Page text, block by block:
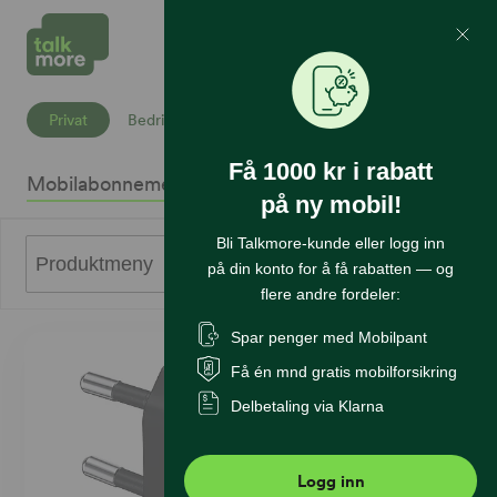
Mine Sider
Privat Bedrift
Mobilabonnement Mobiltelefoner InternettSikkerhet
Produktmeny
Få 1000 kr i rabatt
på ny mobil!
Bli Talkmore-kunde eller logg inn
på din konto for å få rabatten — og
flere andre fordeler:
Spar penger med Mobilpant
Få én mnd gratis mobilforsikring
Delbetaling via Klarna
Logg inn